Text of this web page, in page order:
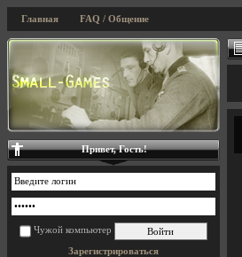
Главная FAQ / Общение
Привет, Гость!
Чужой компьютер
Зарегистрироваться